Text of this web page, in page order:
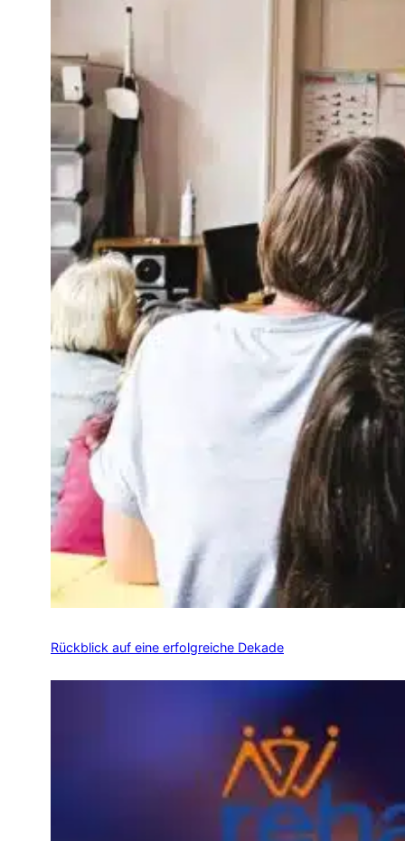
Rückblick auf eine erfolgreiche Dekade